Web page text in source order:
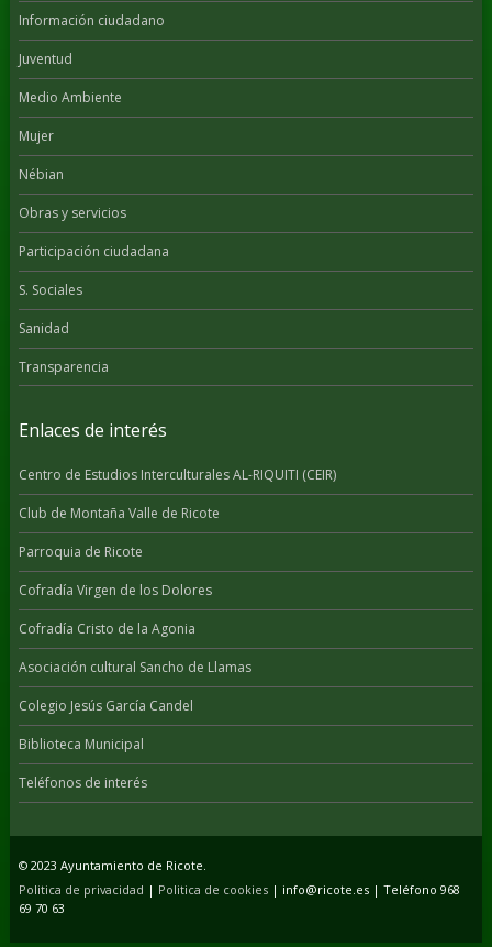
Información ciudadano
Juventud
Medio Ambiente
Mujer
Nébian
Obras y servicios
Participación ciudadana
S. Sociales
Sanidad
Transparencia
Enlaces de interés
Centro de Estudios Interculturales AL-RIQUITI (CEIR)
Club de Montaña Valle de Ricote
Parroquia de Ricote
Cofradía Virgen de los Dolores
Cofradía Cristo de la Agonia
Asociación cultural Sancho de Llamas
Colegio Jesús García Candel
Biblioteca Municipal
Teléfonos de interés
© 2023 Ayuntamiento de Ricote.
Politica de privacidad | Politica de cookies| info@ricote.es | Teléfono 968
69 70 63